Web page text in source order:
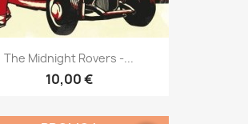
The Midnight Rovers -...
10,00 €